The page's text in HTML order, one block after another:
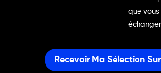
que vous
Recevoir Ma Sélection